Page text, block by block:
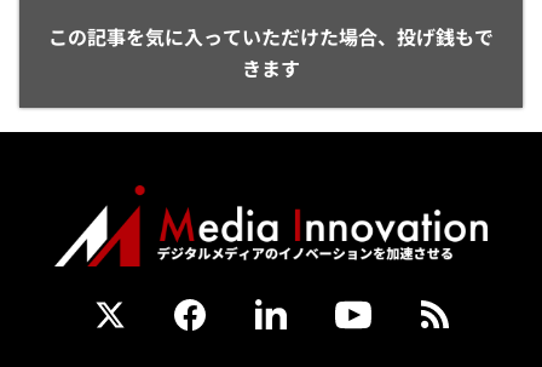
この記事を気に入っていただけた場合、投げ銭もで
きます